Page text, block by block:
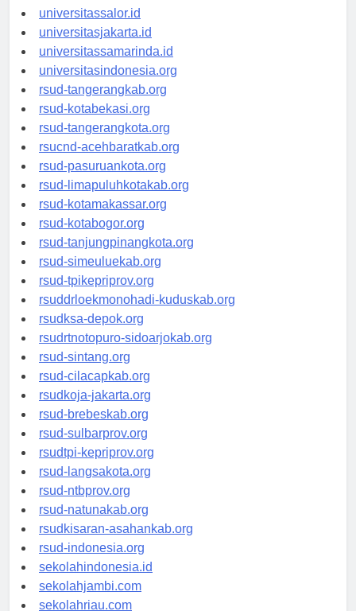
universitaswalesi.id
universitassalor.id
universitasjakarta.id
universitassamarinda.id
universitasindonesia.org
rsud-tangerangkab.org
rsud-kotabekasi.org
rsud-tangerangkota.org
rsucnd-acehbaratkab.org
rsud-pasuruankota.org
rsud-limapuluhkotakab.org
rsud-kotamakassar.org
rsud-kotabogor.org
rsud-tanjungpinangkota.org
rsud-simeuluekab.org
rsud-tpikepriprov.org
rsuddrloekmonohadi-kuduskab.org
rsudksa-depok.org
rsudrtnotopuro-sidoarjokab.org
rsud-sintang.org
rsud-cilacapkab.org
rsudkoja-jakarta.org
rsud-brebeskab.org
rsud-sulbarprov.org
rsudtpi-kepriprov.org
rsud-langsakota.org
rsud-ntbprov.org
rsud-natunakab.org
rsudkisaran-asahankab.org
rsud-indonesia.org
sekolahindonesia.id
sekolahjambi.com